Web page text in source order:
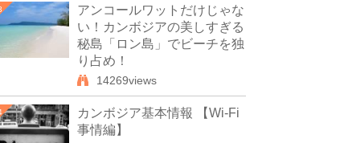
アンコールワットだけじゃな
い！カンボジアの美しすぎる
秘島「ロン島」でビーチを独
り占め！
14269views
カンボジア基本情報 【Wi-Fi
事情編】